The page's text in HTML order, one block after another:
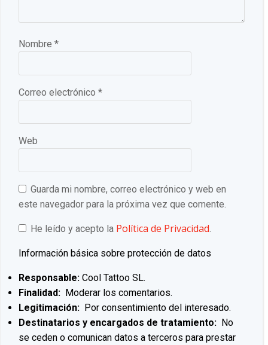
Nombre *
Correo electrónico *
Web
Guarda mi nombre, correo electrónico y web en
este navegador para la próxima vez que comente.
He leído y acepto la Política de Privacidad.
Información básica sobre protección de datos
Responsable: Cool Tattoo SL.
Finalidad: Moderar los comentarios.
Legitimación: Por consentimiento del interesado.
Destinatarios y encargados de tratamiento: No
se ceden o comunican datos a terceros para prestar